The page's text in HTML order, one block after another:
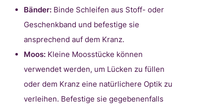
Bänder: Binde Schleifen aus Stoff- oder
Geschenkband und befestige sie
ansprechend auf dem Kranz.
Moos: Kleine Moosstücke können
verwendet werden, um Lücken zu füllen
oder dem Kranz eine natürlichere Optik zu
verleihen. Befestige sie gegebenenfalls